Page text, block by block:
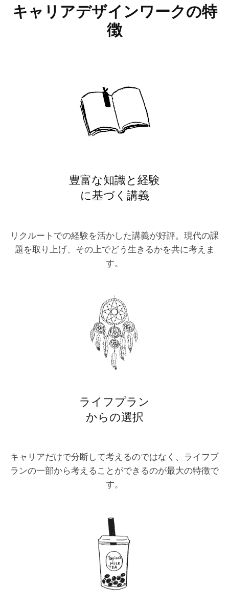
キャリアデザインワークの特
徴
豊富な知識と経験
に基づく講義
リクルートでの経験を活かした講義が好評。現代の課
題を取り上げ、その上でどう生きるかを共に考えま
す。
ライフプラン
からの選択
キャリアだけで分断して考えるのではなく、ライフプ
ランの一部から考えることができるのが最大の特徴で
す。